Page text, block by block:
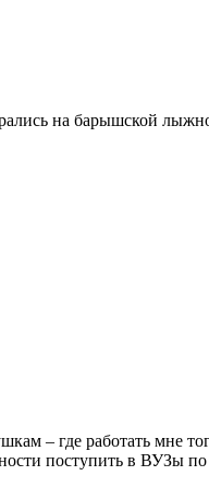
на барышской
– где работать мне
поступить в ВУЗы по